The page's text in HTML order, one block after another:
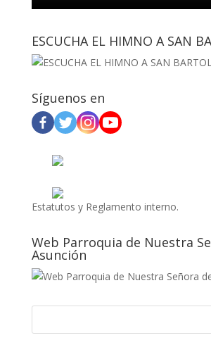
ESCUCHA EL HIMNO A SAN
Síguenos en
Estatutos y Reglamento interno.
Web Parroquia de Nuestra
Asunción